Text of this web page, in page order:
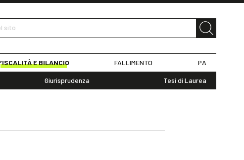
sito
E BILANCIO FALLIMENTO PA
Giurisprudenza Tesi di Laurea